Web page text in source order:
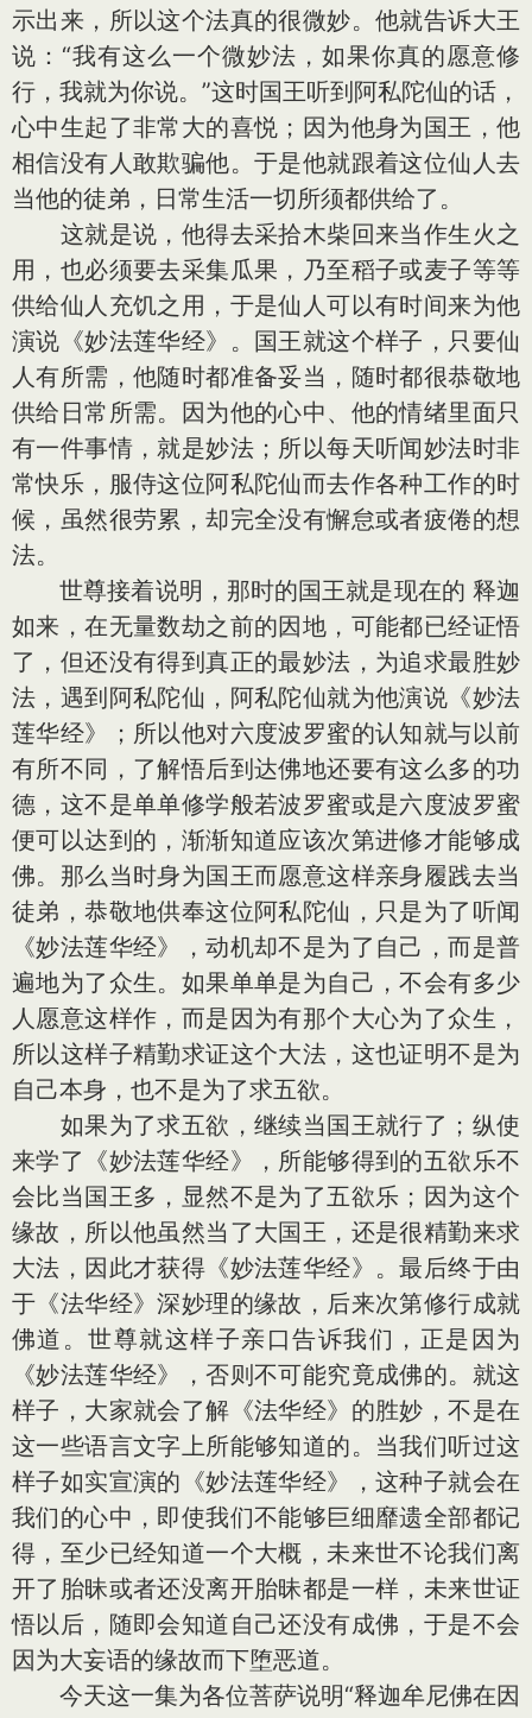
示出来，所以这个法真的很微妙。他就告诉大王
说：“我有这么一个微妙法，如果你真的愿意修
行，我就为你说。”这时国王听到阿私陀仙的话，
心中生起了非常大的喜悦；因为他身为国王，他
相信没有人敢欺骗他。于是他就跟着这位仙人去
当他的徒弟，日常生活一切所须都供给了。
这就是说，他得去采拾木柴回来当作生火之
用，也必须要去采集瓜果，乃至稻子或麦子等等
供给仙人充饥之用，于是仙人可以有时间来为他
演说《妙法莲华经》。国王就这个样子，只要仙
人有所需，他随时都准备妥当，随时都很恭敬地
供给日常所需。因为他的心中、他的情绪里面只
有一件事情，就是妙法；所以每天听闻妙法时非
常快乐，服侍这位阿私陀仙而去作各种工作的时
候，虽然很劳累，却完全没有懈怠或者疲倦的想
法。
世尊接着说明，那时的国王就是现在的 释迦
如来，在无量数劫之前的因地，可能都已经证悟
了，但还没有得到真正的最妙法，为追求最胜妙
法，遇到阿私陀仙，阿私陀仙就为他演说《妙法
莲华经》；所以他对六度波罗蜜的认知就与以前
有所不同，了解悟后到达佛地还要有这么多的功
德，这不是单单修学般若波罗蜜或是六度波罗蜜
便可以达到的，渐渐知道应该次第进修才能够成
佛。那么当时身为国王而愿意这样亲身履践去当
徒弟，恭敬地供奉这位阿私陀仙，只是为了听闻
《妙法莲华经》，动机却不是为了自己，而是普
遍地为了众生。如果单单是为自己，不会有多少
人愿意这样作，而是因为有那个大心为了众生，
所以这样子精勤求证这个大法，这也证明不是为
自己本身，也不是为了求五欲。
如果为了求五欲，继续当国王就行了；纵使
来学了《妙法莲华经》，所能够得到的五欲乐不
会比当国王多，显然不是为了五欲乐；因为这个
缘故，所以他虽然当了大国王，还是很精勤来求
大法，因此才获得《妙法莲华经》。最后终于由
于《法华经》深妙理的缘故，后来次第修行成就
佛道。世尊就这样子亲口告诉我们，正是因为
《妙法莲华经》，否则不可能究竟成佛的。就这
样子，大家就会了解《法华经》的胜妙，不是在
这一些语言文字上所能够知道的。当我们听过这
样子如实宣演的《妙法莲华经》，这种子就会在
我们的心中，即使我们不能够巨细靡遗全部都记
得，至少已经知道一个大概，未来世不论我们离
开了胎昧或者还没离开胎昧都是一样，未来世证
悟以后，随即会知道自己还没有成佛，于是不会
因为大妄语的缘故而下堕恶道。
今天这一集为各位菩萨说明“释迦牟尼佛在因